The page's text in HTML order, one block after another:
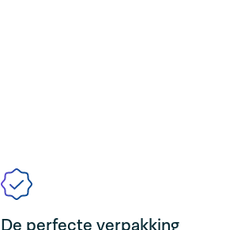
De perfecte verpakking